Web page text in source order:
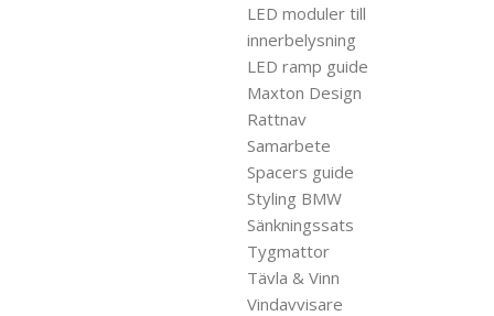
LED moduler till
innerbelysning
LED ramp guide
Maxton Design
Rattnav
Samarbete
Spacers guide
Styling BMW
Sänkningssats
Tygmattor
Tävla & Vinn
Vindavvisare